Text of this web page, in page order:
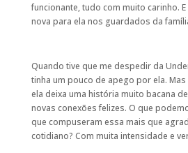
funcionante, tudo com muito carinho.
nova para ela nos guardados da
Quando tive que me despedir da
tinha um pouco de apego por ela.
ela deixa uma história muito bacana
novas conexões felizes. O que
que compuseram essa mais que
cotidiano? Com muita intensidade e